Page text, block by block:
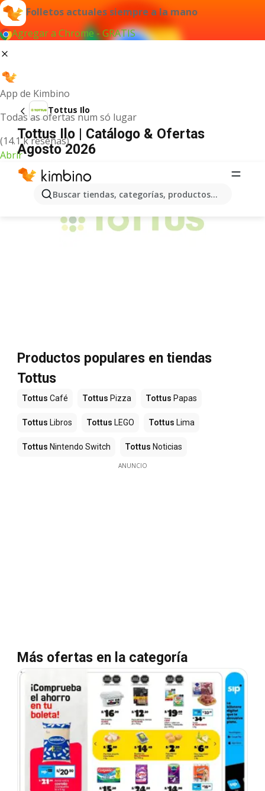
Folletos actuales siempre a la mano
Agregar a Chrome - GRATIS
App de Kimbino
Todas as ofertas num só lugar
(14.1 k reseñas)
Abrir
Buscar tiendas, categorías, productos...
Tottus Ilo
Tottus Ilo | Catálogo & Ofertas
Agosto 2026
Productos populares en tiendas
Tottus
Tottus Café Tottus Pizza Tottus Papas
Tottus Libros Tottus LEGO Tottus Lima
Tottus Nintendo Switch Tottus Noticias
ANUNCIO
Más ofertas en la categoría